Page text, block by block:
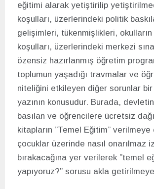
eğitimi alarak yetiştirilip
koşulları, üzerlerindeki politik
gelişimleri, tükenmişlikleri,
koşulları, üzerlerindeki merkezi
özensiz hazırlanmış öğretim
toplumun yaşadığı travmalar ve
niteliğini etkileyen diğer sorunlar
yazının konusudur. Burada,
basılan ve öğrencilere ücretsiz
kitapların ”Temel Eğitim” verilmeye
çocuklar üzerinde nasıl onarılmaz
bırakacağına yer verilerek ”temel
yapıyoruz?” sorusu akla getirilmeye